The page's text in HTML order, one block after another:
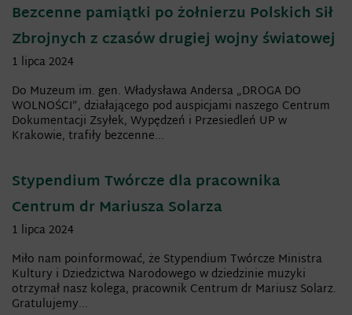
Bezcenne pamiątki po żołnierzu Polskich Sił
Zbrojnych z czasów drugiej wojny światowej
1 lipca 2024
Do Muzeum im. gen. Władysława Andersa „DROGA DO
WOLNOŚCI”, działającego pod auspicjami naszego Centrum
Dokumentacji Zsyłek, Wypędzeń i Przesiedleń UP w
Krakowie, trafiły bezcenne...
Stypendium Twórcze dla pracownika
Centrum dr Mariusza Solarza
1 lipca 2024
Miło nam poinformować, że Stypendium Twórcze Ministra
Kultury i Dziedzictwa Narodowego w dziedzinie muzyki
otrzymał nasz kolega, pracownik Centrum dr Mariusz Solarz.
Gratulujemy...